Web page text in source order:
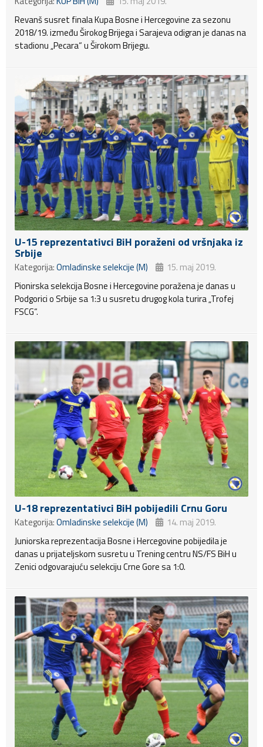
Revanš susret finala Kupa Bosne i Hercegovine za sezonu
2018/19. između Širokog Brijega i Sarajeva odigran je danas na
stadionu „Pecara“ u Širokom Brijegu.
U-15 reprezentativci BiH poraženi od vršnjaka iz
Srbije
Kategorija:Omladinske selekcije (M)
15. maj 2019.
Pionirska selekcija Bosne i Hercegovine poražena je danas u
Podgorici o Srbije sa 1:3 u susretu drugog kola turira „Trofej
FSCG“.
U-18 reprezentativci BiH pobijedili Crnu Goru
Kategorija:Omladinske selekcije (M)
14. maj 2019.
Juniorska reprezentacija Bosne i Hercegovine pobijedila je
danas u prijateljskom susretu u Trening centru NS/FS BiH u
Zenici odgovarajuću selekciju Crne Gore sa 1:0.